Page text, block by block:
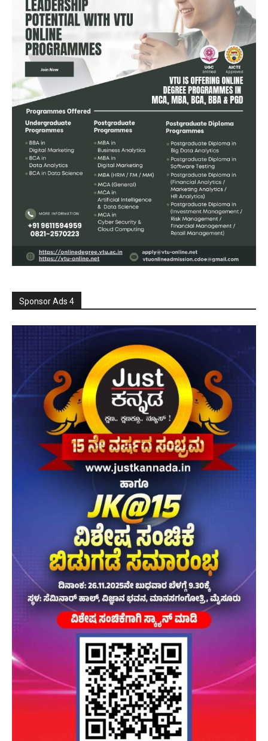
Sponsor Ads 4